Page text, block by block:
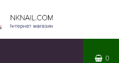
0